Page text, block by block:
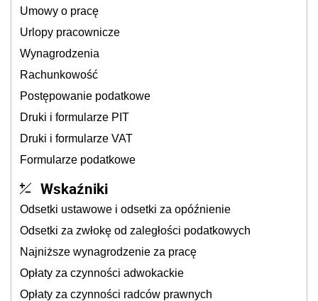
Umowy o pracę
Urlopy pracownicze
Wynagrodzenia
Rachunkowość
Postępowanie podatkowe
Druki i formularze PIT
Druki i formularze VAT
Formularze podatkowe
Wskaźniki
Odsetki ustawowe i odsetki za opóźnienie
Odsetki za zwłokę od zaległości podatkowych
Najniższe wynagrodzenie za pracę
Opłaty za czynności adwokackie
Opłaty za czynności radców prawnych